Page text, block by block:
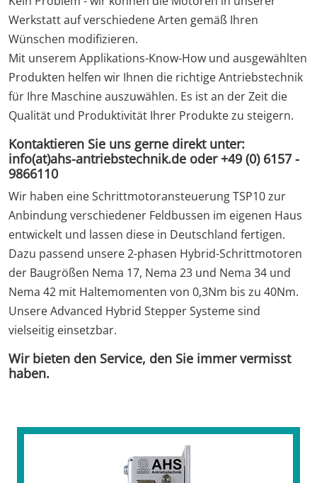
Werkstatt auf verschiedene Arten gemäß Ihren
Wünschen modifizieren.
Mit unserem Applikations-Know-How und ausgewählten
Produkten helfen wir Ihnen die richtige Antriebstechnik
für Ihre Maschine auszuwählen. Es ist an der Zeit die
Qualität und Produktivität Ihrer Produkte zu steigern.
Kontaktieren Sie uns gerne direkt unter:
info(at)ahs-antriebstechnik.de oder +49 (0) 6157 -
9866110
Wir haben eine Schrittmotoransteuerung TSP10 zur
Anbindung verschiedener Feldbussen im eigenen Haus
entwickelt und lassen diese in Deutschland fertigen.
Dazu passend unsere 2-phasen Hybrid-Schrittmotoren
der Baugrößen Nema 17, Nema 23 und Nema 34 und
Nema 42 mit Haltemomenten von 0,3Nm bis zu 40Nm.
Unsere Advanced Hybrid Stepper Systeme sind
vielseitig einsetzbar.
Wir bieten den Service, den Sie immer vermisst
haben.